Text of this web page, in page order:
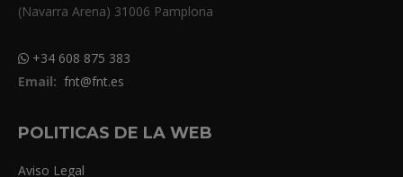
(Navarra Arena) 31006 Pamplona
+34 608 875 383
Email: fnt@fnt.es
POLITICAS DE LA WEB
Aviso Legal